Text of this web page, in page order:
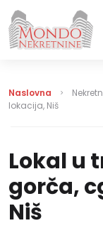
Naslovna
lokacija, Niš
Lokal u
gorča,
Niš